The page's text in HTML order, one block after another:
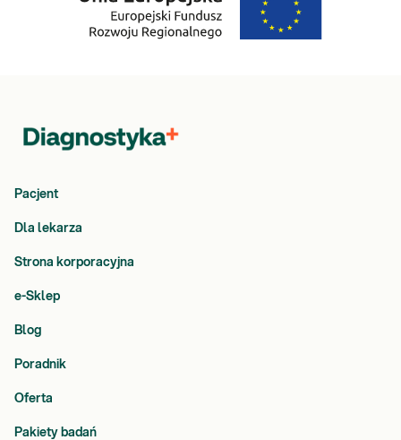
Pacjent
Dla lekarza
Strona korporacyjna
e-Sklep
Blog
Poradnik
Oferta
Pakiety badań